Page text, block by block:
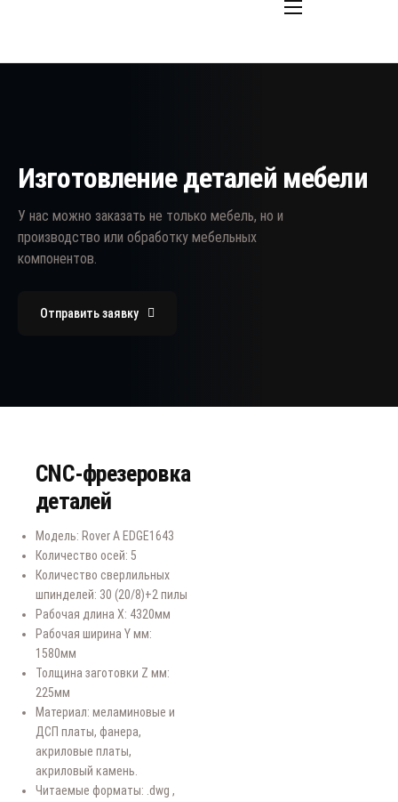
Контакты
ENG
EST
Изготовление деталей мебели
У нас можно заказать не только мебель, но и
производство или обработку мебельных
компонентов.
Отправить заявку
CNC-фрезеровка
деталей
Модель: Rover A EDGE1643
Количество осей: 5
Количество сверлильных
шпинделей: 30 (20/8)+2 пилы
Рабочая длина Х: 4320мм
Рабочая ширина Y мм:
1580мм
Толщина заготовки Z мм:
225мм
Материал: меламиновые и
ДСП платы, фанера,
акриловые платы,
акриловый камень.
Читаемые форматы: .dwg ,